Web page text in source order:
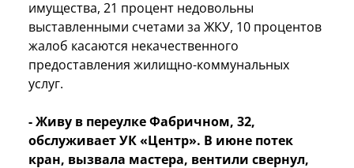
имущества, 21 процент недовольны
выставленными счетами за ЖКУ, 10 процентов
жалоб касаются некачественного
предоставления жилищно-коммунальных
услуг.
- Живу в переулке Фабричном, 32,
обслуживает УК «Центр». В июне потек
кран, вызвала мастера, вентили свернул,